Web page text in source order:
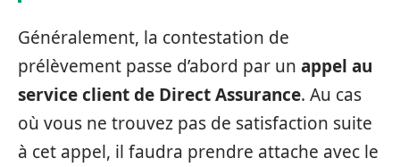
Généralement, la contestation de
prélèvement passe d’abord par un appel au
service client de Direct Assurance. Au cas
où vous ne trouvez pas de satisfaction suite
à cet appel, il faudra prendre attache avec le